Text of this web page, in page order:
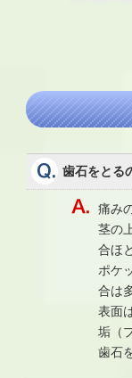
歯石をとる
痛み
茎の
合ほ
ポケ
合は
表面
垢（
歯石